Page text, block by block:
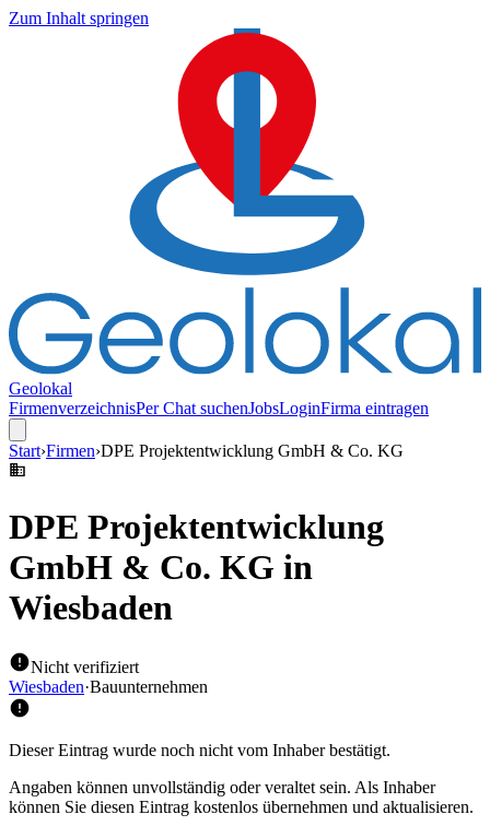
Zum Inhalt springen
Geolokal
FirmenverzeichnisPer Chat suchenJobsLoginFirma eintragen
Start›Firmen›DPE Projektentwicklung GmbH & Co. KG
DPE Projektentwicklung
GmbH & Co. KG in
Wiesbaden
Nicht verifiziert
Wiesbaden·Bauunternehmen
Dieser Eintrag wurde noch nicht vom Inhaber bestätigt.
Angaben können unvollständig oder veraltet sein. Als Inhaber
können Sie diesen Eintrag kostenlos übernehmen und aktualisieren.